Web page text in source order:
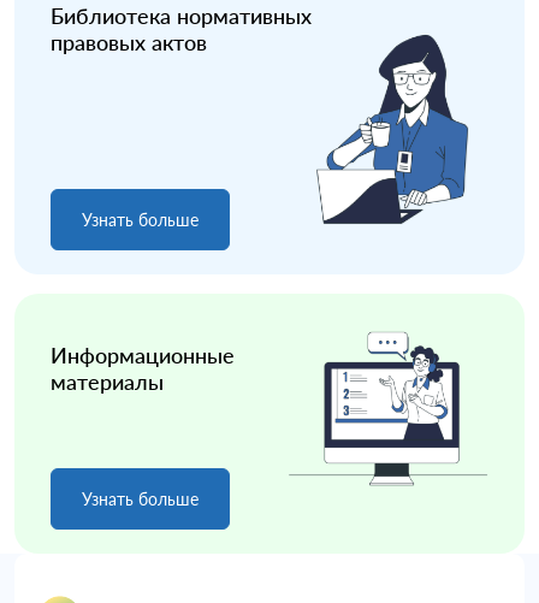
Библиотека нормативных
правовых актов
Узнать больше
Информационные
материалы
Узнать больше